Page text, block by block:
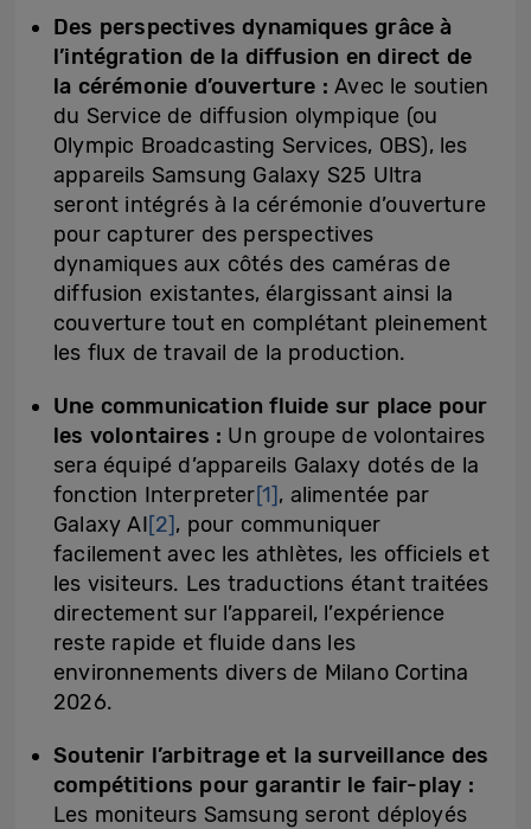
Des perspectives dynamiques grâce à
l’intégration de la diffusion en direct de
la cérémonie d’ouverture :Avec le soutien
du Service de diffusion olympique (ou
Olympic Broadcasting Services, OBS), les
appareils Samsung Galaxy S25 Ultra
seront intégrés à la cérémonie d’ouverture
pour capturer des perspectives
dynamiques aux côtés des caméras de
diffusion existantes, élargissant ainsi la
couverture tout en complétant pleinement
les flux de travail de la production.
Une communication fluide sur place pour
les volontaires : Un groupe de volontaires
sera équipé d’appareils Galaxy dotés de la
fonction Interpreter[1], alimentée par
Galaxy AI[2], pour communiquer
facilement avec les athlètes, les officiels et
les visiteurs. Les traductions étant traitées
directement sur l’appareil, l’expérience
reste rapide et fluide dans les
environnements divers de Milano Cortina
2026.
Soutenir l’arbitrage et la surveillance des
compétitions pour garantir le fair-play :
Les moniteurs Samsung seront déployés